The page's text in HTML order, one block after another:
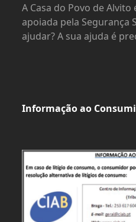
A Casa do Povo de
apoiada pela Segurança
ajudar? A sua ajuda é
Informação ao